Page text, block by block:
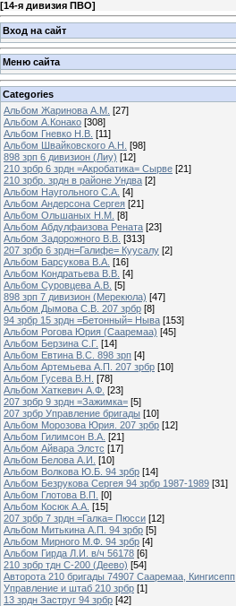
[14-я дивизия ПВО]
Вход на сайт
Меню сайта
Categories
Альбом Жаринова А.М. [27]
Альбом А.Конако [308]
Альбом Гневко Н.В. [11]
Альбом Швайковского А.Н. [98]
898 зрп 6 дивизион (Лиу) [12]
210 зрбр 6 зрдн =Акробатика= Сырве [21]
210 зрбр. зрдн в районе Ундва [2]
Альбом Наугольного С.А. [4]
Альбом Андерсона Сергея [21]
Альбом Ольшаных Н.М. [8]
Альбом Абдулфаизова Рената [23]
Альбом Задорожного В.В. [313]
207 зрбр 6 зрдн=Галифе= Куусалу [2]
Альбом Барсукова В.А. [16]
Альбом Кондратьева В.В. [4]
Альбом Суровцева А.В. [5]
898 зрп 7 дивизион (Мерекюла) [47]
Альбом Дымова С.В. 207 зрбр [8]
94 зрбр 15 зрдн =Бетонный= Ныва [153]
Альбом Рогова Юрия (Сааремаа) [45]
Альбом Берзина С.Г. [14]
Альбом Евтина В.С. 898 зрп [4]
Альбом Артемьева А.П. 207 зрбр [10]
Альбом Гусева В.Н. [78]
Альбом Хаткевич А.Ф. [23]
207 зрбр 9 зрдн =Зажимка= [5]
207 зрбр Управление бригады [10]
Альбом Морозова Юрия. 207 зрбр [12]
Альбом Гилимсон В.А. [21]
Альбом Айвара Элстс [17]
Альбом Белова А.И. [10]
Альбом Волкова Ю.Б. 94 зрбр [14]
Альбом Безрукова Сергея 94 зрбр 1987-1989 [31]
Альбом Глотова В.П. [0]
Альбом Косюк А.А. [15]
207 зрбр 7 зрдн =Галка= Пюсси [12]
Альбом Митькина А.П. 94 зрбр [5]
Альбом Мирного М.Ф. 94 зрбр [4]
Альбом Гирда Л.И. в/ч 56178 [6]
210 зрбр тдн С-200 (Деево) [54]
Авторота 210 бригады 74907 Сааремаа, Кингисепп
Управление и штаб 210 зрбр [1]
13 зрдн Заструг 94 зрбр [42]